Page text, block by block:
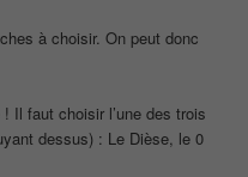
à choisir. On peut donc
Il faut choisir l’une des trois
dessus) : Le Dièse, le 0